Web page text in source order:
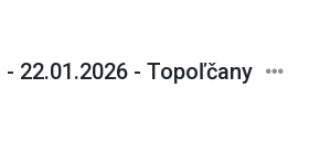
22.01.2026 - Topoľčany